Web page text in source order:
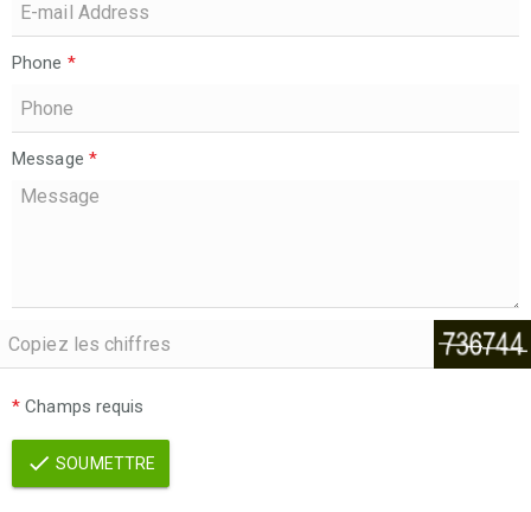
Phone *
Message *
* Champs requis
SOUMETTRE